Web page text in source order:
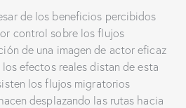
de los beneficios percibidos
control sobre los flujos
de una imagen de actor eficaz
efectos reales distan de esta
los flujos migratorios
desplazando las rutas hacia